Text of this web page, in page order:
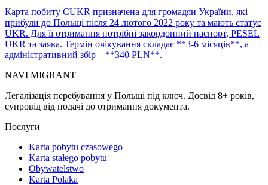
Карта побиту CUKR призначена для громадян України, які
прибули до Польщі після 24 лютого 2022 року та мають статус
UKR. Для її отримання потрібні закордонний паспорт, PESEL
UKR та заява. Термін очікування складає **3-6 місяців**, а
адміністративний збір – **340 PLN**.
NAVI MIGRANT
Легалізація перебування у Польщі під ключ. Досвід 8+ років,
супровід від подачі до отримання документа.
Послуги
Karta pobytu czasowego
Karta stałego pobytu
Obywatelstwo
Karta Polaka